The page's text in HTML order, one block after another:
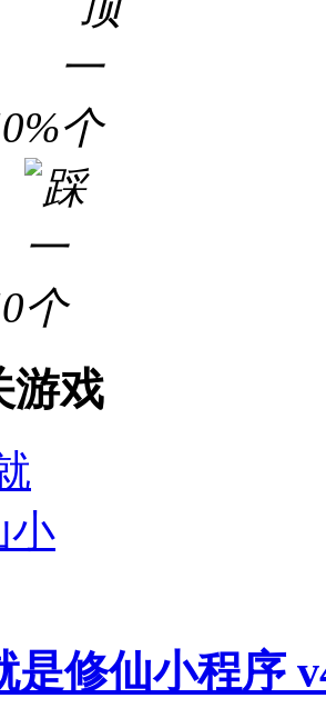
游戏
是修仙小程序